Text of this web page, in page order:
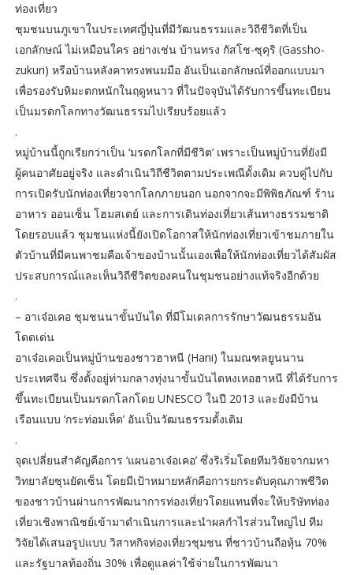
ท่องเที่ยว
ชุมชนบนภูเขาในประเทศญี่ปุ่นที่มีวัฒนธรรมและวิถีชีวิตที่เป็น
เอกลักษณ์ ไม่เหมือนใคร อย่างเช่น บ้านทรง กัสโช-ซุคุริ (Gassho-
zukuri) หรือบ้านหลังคาทรงพนมมือ อันเป็นเอกลักษณ์ที่ออกแบบมา
เพื่อรองรับหิมะตกหนักในฤดูหนาว ที่ในปัจจุบันได้รับการขึ้นทะเบียน
เป็นมรดกโลกทางวัฒนธรรมไปเรียบร้อยแล้ว
.
หมู่บ้านนี้ถูกเรียกว่าเป็น ‘มรดกโลกที่มีชีวิต’ เพราะเป็นหมู่บ้านที่ยังมี
ผู้คนอาศัยอยู่จริง และดำเนินวิถีชีวิตตามประเพณีดั้งเดิม ควบคู่ไปกับ
การเปิดรับนักท่องเที่ยวจากโลกภายนอก นอกจากจะมีพิพิธภัณฑ์ ร้าน
อาหาร ออนเซ็น โฮมสเตย์ และการเดินท่องเที่ยวเส้นทางธรรมชาติ
โดยรอบแล้ว ชุมชนแห่งนี้ยังเปิดโอกาสให้นักท่องเที่ยวเข้าชมภายใน
ตัวบ้านที่มีคนพาชมคือเจ้าของบ้านนั้นเองเพื่อให้นักท่องเที่ยวได้สัมผัส
ประสบการณ์และเห็นวิถีชีวิตของคนในชุมชนอย่างแท้จริงอีกด้วย
.
– อาเจ๋อเคอ ชุมชนนาขั้นบันได ที่มีโมเดลการรักษาวัฒนธรรมอัน
โดดเด่น
อาเจ๋อเคอเป็นหมู่บ้านของชาวฮาหนี (Hani) ในมณฑลยูนนาน
ประเทศจีน ซึ่งตั้งอยู่ท่ามกลางทุ่งนาขั้นบันไดหงเหอฮาหนี ที่ได้รับการ
ขึ้นทะเบียนเป็นมรดกโลกโดย UNESCO ในปี 2013 และยังมีบ้าน
เรือนแบบ ‘กระท่อมเห็ด’ อันเป็นวัฒนธรรมดั้งเดิม
.
จุดเปลี่ยนสำคัญคือการ ‘แผนอาเจ๋อเคอ’ ซึ่งริเริ่มโดยทีมวิจัยจากมหา
วิทยาลัยซุนยัตเซ็น โดยมีเป้าหมายหลักคือการยกระดับคุณภาพชีวิต
ของชาวบ้านผ่านการพัฒนาการท่องเที่ยวโดยแทนที่จะให้บริษัทท่อง
เที่ยวเชิงพาณิชย์เข้ามาดำเนินการและนำผลกำไรส่วนใหญ่ไป ทีม
วิจัยได้เสนอรูปแบบ วิสาหกิจท่องเที่ยวชุมชน ที่ชาวบ้านถือหุ้น 70%
และรัฐบาลท้องถิ่น 30% เพื่อดูแลค่าใช้จ่ายในการพัฒนา